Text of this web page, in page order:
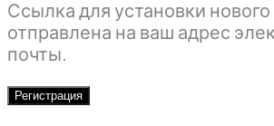
Ссылка для установки
отправлена ​​на ваш адрес
почты.
Регистрация